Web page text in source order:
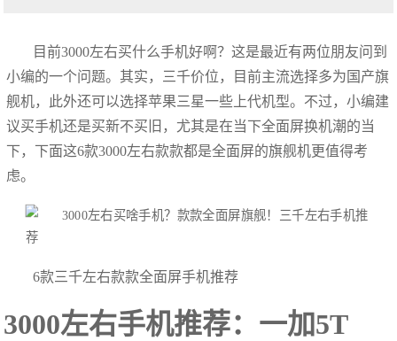
目前3000左右买什么手机好啊？这是最近有两位朋友问到
小编的一个问题。其实，三千价位，目前主流选择多为国产旗
舰机，此外还可以选择苹果三星一些上代机型。不过，小编建
议买手机还是买新不买旧，尤其是在当下全面屏换机潮的当
下，下面这6款3000左右款款都是全面屏的旗舰机更值得考
虑。
6款三千左右款款全面屏手机推荐
3000左右手机推荐：一加5T